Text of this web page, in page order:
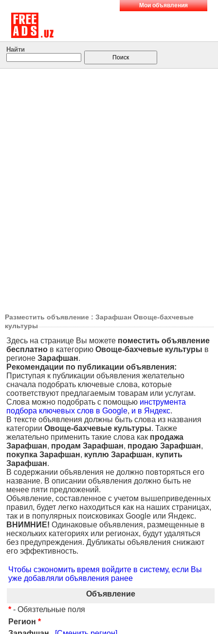
Мои объявления
Найти
Разместить объявление : Зарафшан Овоще-бахчевые
культуры
Здесь на странице Вы можете поместить объявление
бесплатно в категорию Овоще-бахчевые культуры в
регионе Зарафшан.
Рекомендации по публикации объявления:
Приступая к публикации объявления желательно
сначала подобрать ключевые слова, которые
соответствуют предлагаемым товарам или услугам.
Слова можно подобрать с помощью инструмента
подбора ключевых слов в Google, и в Яндекс.
В тексте объявления должны быть слова из названия
категории Овоще-бахчевые культуры. Также
желательно применить такие слова как продажа
Зарафшан, продам Зарафшан, продаю Зарафшан,
покупка Зарафшан, куплю Зарафшан, купить
Зарафшан.
В содержании объявления не должно повторяться его
название. В описании объявления должно быть не
менее пяти предложений.
Объявление, составленное с учетом вышеприведенных
правил, будет легко находиться как на наших страницах,
так и в популярных поисковиках Google или Яндекс.
ВНИМНИЕ! Одинаковые объявления, размещенные в
нескольких категориях или регионах, будут удаляться
без предупреждения. Дубликаты объявления снижают
его эффективность.
Чтобы сэкономить время войдите в систему, если Вы
уже добавляли объявления ранее
Объявление
* - Обязтельные поля
Регион *